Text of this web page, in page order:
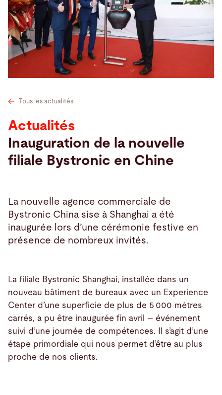
Recherche
Etats-Unis · FrançaisContact myBystronic
Tous les actualités
Actualités
Inauguration de la nouvelle
filiale Bystronic en Chine
La nouvelle agence commerciale de
Bystronic China sise à Shanghai a été
inaugurée lors d’une cérémonie festive en
présence de nombreux invités.
La filiale Bystronic Shanghai, installée dans un
nouveau bâtiment de bureaux avec un Experience
Center d’une superficie de plus de 5 000 mètres
carrés, a pu être inaugurée fin avril – événement
suivi d’une journée de compétences. Il s’agit d’une
étape primordiale qui nous permet d’être au plus
proche de nos clients.